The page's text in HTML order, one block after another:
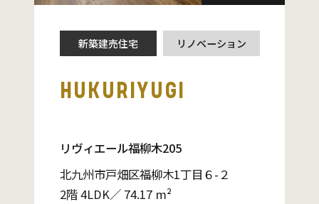
新築建売住宅 リノベーション
HUKURIYUGI
リヴィエール福柳木205
北九州市戸畑区福柳木1丁目６-２
2階 4LDK／ 74.17 m²